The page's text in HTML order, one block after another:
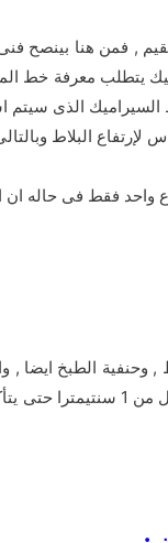
, فمن هنا بينصح
يتطلب معرفة خط
الذى سيتم
البلاط
واحد فقط فى
, وحنفية الطبخ
وقوى لتغطية كافه الاغطية البلاستيكية بطرف